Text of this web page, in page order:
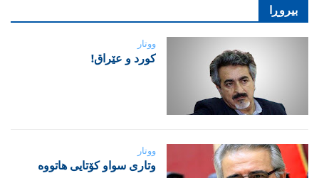
بیروڕا
ووتار
‌كورد و عێراق!
ووتار
‌وتاری سواو کۆتایی هاتووە